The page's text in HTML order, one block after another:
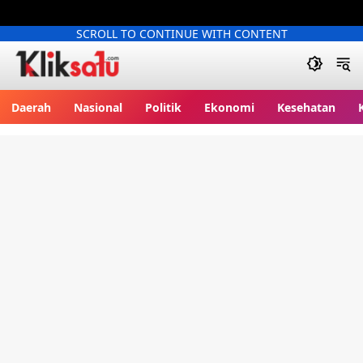
SCROLL TO CONTINUE WITH CONTENT
Daerah Nasional Politik Ekonomi Kesehatan